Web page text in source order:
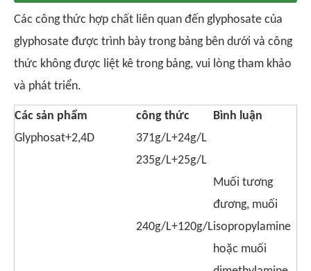
Các công thức hợp chất liên quan đến glyphosate của
glyphosate được trình bày trong bảng bên dưới và công
thức không được liệt kê trong bảng, vui lòng tham khảo
và phát triển.
Các sản phẩm công thức
Bình luận
Glyphosat+2,4D
371g/L+24g/L
235g/L+25g/L
240g/L+120g/L
Muối tương
đương, muối
isopropylamine
hoặc muối